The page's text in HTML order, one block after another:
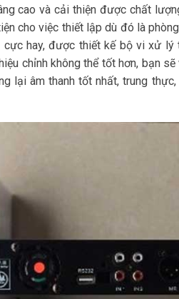
cao và cải thiện được chất
cho việc thiết lập dù đó là
cực hay, được thiết kế bộ vi xử
chỉnh không thể tốt hơn, bạn
lại âm thanh tốt nhất, trung